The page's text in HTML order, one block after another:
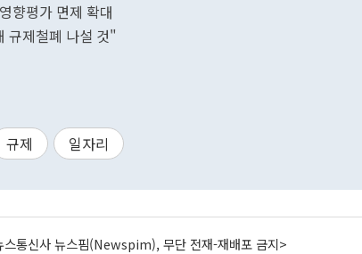
향평가 면제 확대
규제철폐 나설 것"
규제 일자리
스통신사 뉴스핌(Newspim), 무단 전재-재배포 금지>